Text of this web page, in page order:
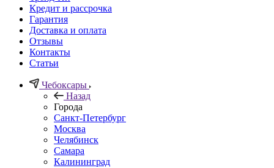
Кредит и рассрочка
Гарантия
Доставка и оплата
Отзывы
Контакты
Статьи
Чебоксары
Назад
Города
Санкт-Петербург
Москва
Челябинск
Самара
Калининград